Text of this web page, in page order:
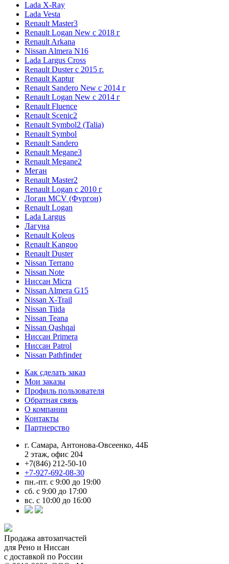
Lada X-Ray
Lada Vesta
Renault Master3
Renault Logan New с 2018 г
Renault Arkana
Nissan Almera N16
Lada Largus Cross
Renault Duster с 2015 г.
Renault Kaptur
Renault Sandero New с 2014 г
Renault Logan New с 2014 г
Renault Fluence
Renault Scenic2
Renault Symbol2 (Talia)
Renault Symbol
Renault Sandero
Renault Megane3
Renault Megane2
Меган
Renault Master2
Renault Logan c 2010 г
Логан МСV (Фургон)
Renault Logan
Lada Largus
Лагуна
Renault Koleos
Renault Kangoo
Renault Duster
Nissan Terrano
Nissan Note
Ниссан Micra
Nissan Almera G15
Nissan X-Trail
Nissan Tiida
Nissan Teana
Nissan Qashqai
Ниссан Primera
Ниссан Patrol
Nissan Pathfinder
Как сделать заказ
Мои заказы
Профиль пользователя
Обратная связь
О компании
Контакты
Партнерство
г. Самара, Антонова-Овсеенко, 44Б
2 этаж, офис 204
+7(846) 212-50-10
+7-927-692-08-30
пн.-пт. с 9:00 до 19:00
сб. с 9:00 до 17:00
вс. с 10:00 до 16:00
Продажа автозапчастей
для Рено и Ниссан
с доставкой по России